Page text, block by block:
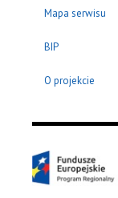
Mapa serwisu
BIP
O projekcie